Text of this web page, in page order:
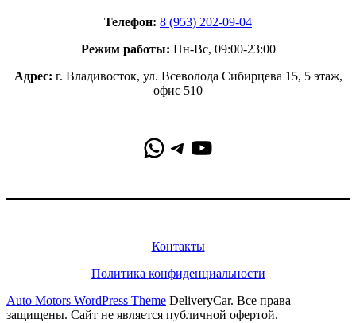
Телефон: 8 (953) 202-09-04
Режим работы: Пн-Вс, 09:00-23:00
Адрес: г. Владивосток, ул. Всеволода Сибирцева 15, 5 этаж,
офис 510
WhatsApp
Telegram
YouTube
Контакты
Политика конфиденциальности
Auto Motors WordPress Theme DeliveryCar. Все права
защищены. Сайт не является публичной офертой.